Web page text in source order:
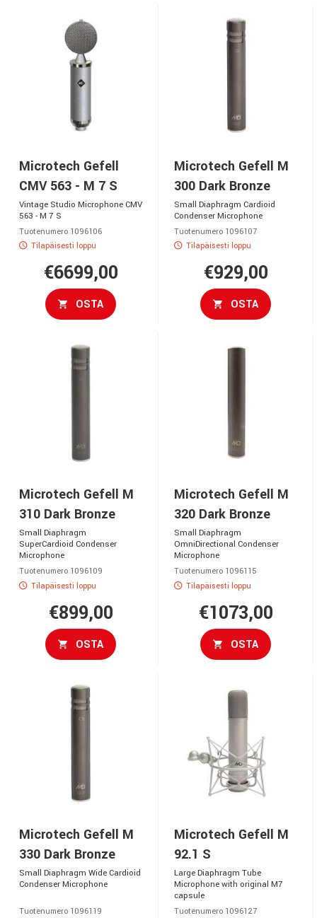
Microtech Gefell
CMV 563 - M 7 S
Vintage Studio Microphone CMV
563 - M 7 S
Tuotenumero 1096106
Tilapäisesti loppu
€6699,00
OSTA
Microtech Gefell M
300 Dark Bronze
Small Diaphragm Cardioid
Condenser Microphone
Tuotenumero 1096107
Tilapäisesti loppu
€929,00
OSTA
Microtech Gefell M
310 Dark Bronze
Small Diaphragm
SuperCardioid Condenser
Microphone
Tuotenumero 1096109
Tilapäisesti loppu
€899,00
OSTA
Microtech Gefell M
320 Dark Bronze
Small Diaphragm
OmniDirectional Condenser
Microphone
Tuotenumero 1096115
Tilapäisesti loppu
€1073,00
OSTA
Microtech Gefell M
330 Dark Bronze
Small Diaphragm Wide Cardioid
Condenser Microphone
Tuotenumero 1096119
Microtech Gefell M
92.1 S
Large Diaphragm Tube
Microphone with original M7
capsule
Tuotenumero 1096127